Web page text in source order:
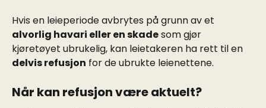
Hvis en leieperiode avbrytes på grunn av et
alvorlig havari eller en skade som gjør
kjøretøyet ubrukelig, kan leietakeren ha rett til en
delvis refusjon for de ubrukte leienettene.
Når kan refusjon være aktuelt?